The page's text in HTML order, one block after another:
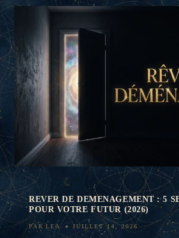
REVER DE DEMENAGEMENT : 5
POUR VOTRE FUTUR (2026)
PAR LEA JUILLET 14, 2026